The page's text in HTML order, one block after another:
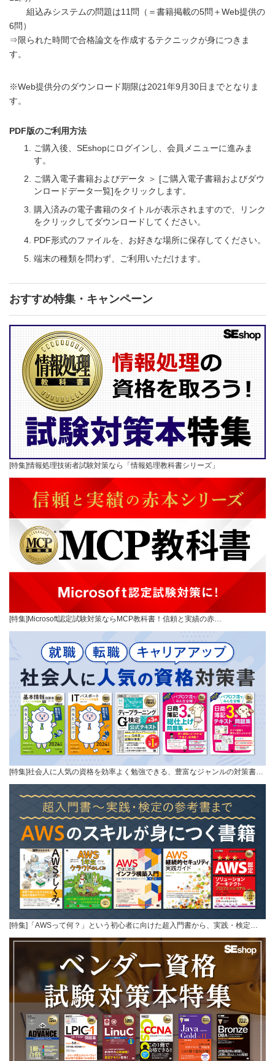
組込みシステムの問題は11問（＝書籍掲載の5問＋Web提供の
6問）
⇒限られた時間で合格論文を作成するテクニックが身につきま
す。
※Web提供分のダウンロード期限は2021年9月30日までとなりま
す。
PDF版のご利用方法
ご購入後、SEshopにログインし、会員メニューに進みま
す。
ご購入電子書籍およびデータ ＞ [ご購入電子書籍およびダウ
ンロードデータ一覧]をクリックします。
購入済みの電子書籍のタイトルが表示されますので、リンク
をクリックしてダウンロードしてください。
PDF形式のファイルを、お好きな場所に保存してください。
端末の種類を問わず、ご利用いただけます。
おすすめ特集・キャンペーン
[特集]情報処理技術者試験対策なら「情報処理教科書シリーズ」
[特集]Microsoft認定試験対策ならMCP教科書！信頼と実績の赤…
[特集]社会人に人気の資格を効率よく勉強できる、豊富なジャンルの対策書…
[特集]「AWSって何？」という初心者に向けた超入門書から、実践・検定…